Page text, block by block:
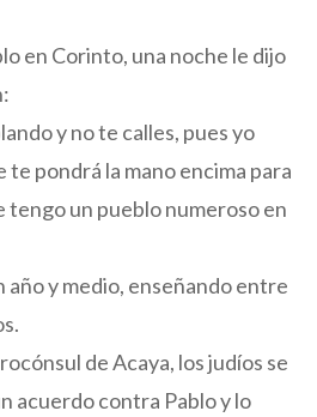
en Corinto, una noche le dijo
y no te calles, pues yo
pondrá la mano encima para
tengo un pueblo numeroso en
año y medio, enseñando entre
de Acaya, los judíos se
acuerdo contra Pablo y lo